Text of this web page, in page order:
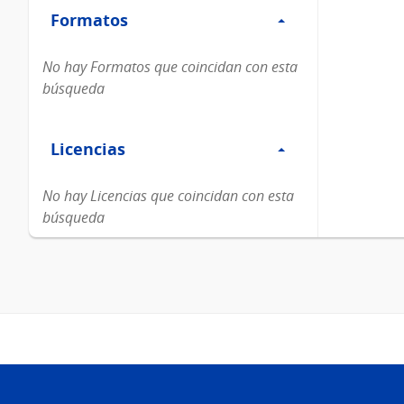
Formatos
Formatos
No hay Formatos que coincidan con esta
búsqueda
Licencias
Licencias
No hay Licencias que coincidan con esta
búsqueda